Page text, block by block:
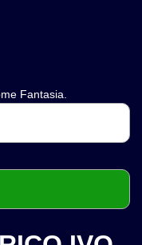
Fantasia.